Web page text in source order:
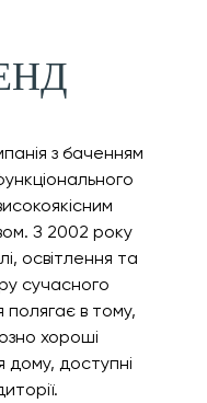
з баченням
З 2002 року
освітлення та
сучасного
полягає в тому,
хороші
дому, доступні